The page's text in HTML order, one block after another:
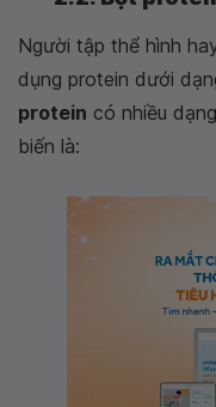
Người tập thể hình
dụng protein dưới
protein có nhiều
biến là: